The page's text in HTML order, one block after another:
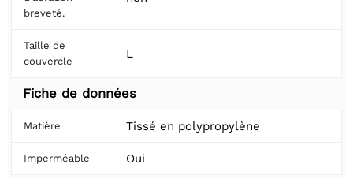
breveté.
Taille de
couvercle
L
Fiche de données
Matière Tissé en polypropylène
Imperméable Oui